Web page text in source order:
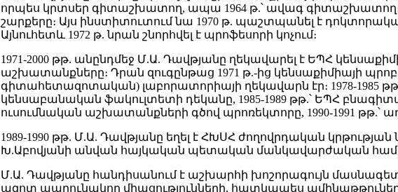
որպես կրտսեր գիտաշխատող, ապա 1964 թ.՝ ավագ գիտաշխատող։
շարքերը։ Այս ինստիտուտում նա 1970 թ. պաշտպանել է
Այնուհետև 1972 թ. նրան շնորհվել է պրոֆեսորի կոչում։
1971-2000 թթ. անընդմեջ Մ.Ա. Դավթյանը ղեկավարել է ԵՊՀ
աշխատանքները։ Դրան զուգընթաց 1971 թ.-ից կենսաքիմիայի
գիտահետազոտական) լաբորատորիայի ղեկավարն էր։ 1978-1985 թթ.
կենսաբանական ֆակուլտետի դեկանը, 1985-1989 թթ.՝ ԵՊՀ
ուսումնական աշխատանքների գծով պրոռեկտորը, 1990-1991 թթ.՝
1989-1990 թթ. Մ.Ա. Դավթյանը եղել է ՀԽՍՀ ժողովրդական կրթության
Խ.Աբովյանի անվան հայկական պետական մանկավարժական
Մ.Ա. Դավթյանը հանդիսանում է աշխարհի խոշորագույն
ազոտ պարունակող միացությունների, հատկապես